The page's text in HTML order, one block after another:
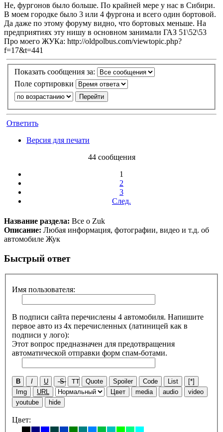
Не, фургонов было больше. По крайней мере у нас в Сибири.
В моем городке было 3 или 4 фургона и всего один бортовой.
Да даже по этому форуму видно, что бортовых меньше. На
предприятиях эту нишу в основном занимали ГАЗ 51\52\53
Про моего ЖУКа: http://oldpolbus.com/viewtopic.php?
f=17&t=441
Показать сообщения за:
Поле сортировки
Ответить
Версия для печати
44 сообщения
1
2
3
След.
Название раздела: Все о Zuk
Описание: Любая информация, фотографии, видео и т.д. об
автомобиле Жук
Быстрый ответ
Имя пользователя:
В подписи сайта перечислены 4 автомобиля. Напишите
первое авто из 4х перечисленных (латиницей как в
подписи у лого):
Этот вопрос предназначен для предотвращения
автоматической отправки форм спам-ботами.
B I U S TT Quote Spoiler Code List
[*]
Img
URL Цвет media audio
video
youtube
hide
Цвет: